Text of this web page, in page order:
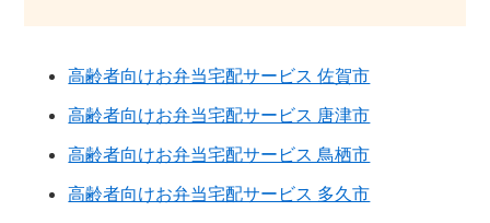
高齢者向けお弁当宅配サービス 佐賀市
高齢者向けお弁当宅配サービス 唐津市
高齢者向けお弁当宅配サービス 鳥栖市
高齢者向けお弁当宅配サービス 多久市